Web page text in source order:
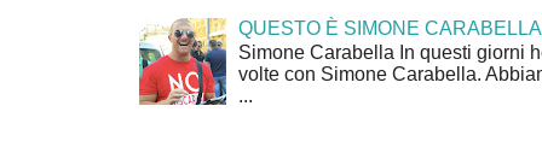
QUESTO È SIMONE CARABELLA
Simone Carabella In questi giorni
volte con Simone Carabella.
...